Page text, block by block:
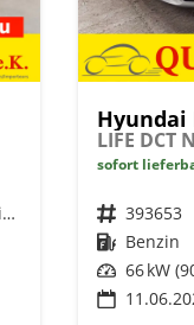
Doppelkupplungsgetriebe (DSG)
Hyundai
LIFE DCT
sofort
Fahrzeugnr. 393653
Kraftstoff Benzin
Leistung 66 kW